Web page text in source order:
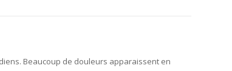
Beaucoup de douleurs apparaissent en